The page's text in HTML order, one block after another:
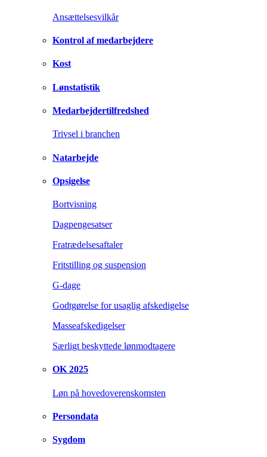
Ansættelsesvilkår
Kontrol af medarbejdere
Kost
Lønstatistik
Medarbejdertilfredshed
Trivsel i branchen
Natarbejde
Opsigelse
Bortvisning
Dagpengesatser
Fratrædelsesaftaler
Fritstilling og suspension
G-dage
Godtgørelse for usaglig afskedigelse
Masseafskedigelser
Særligt beskyttede lønmodtagere
OK 2025
Løn på hovedoverenskomsten
Persondata
Sygdom